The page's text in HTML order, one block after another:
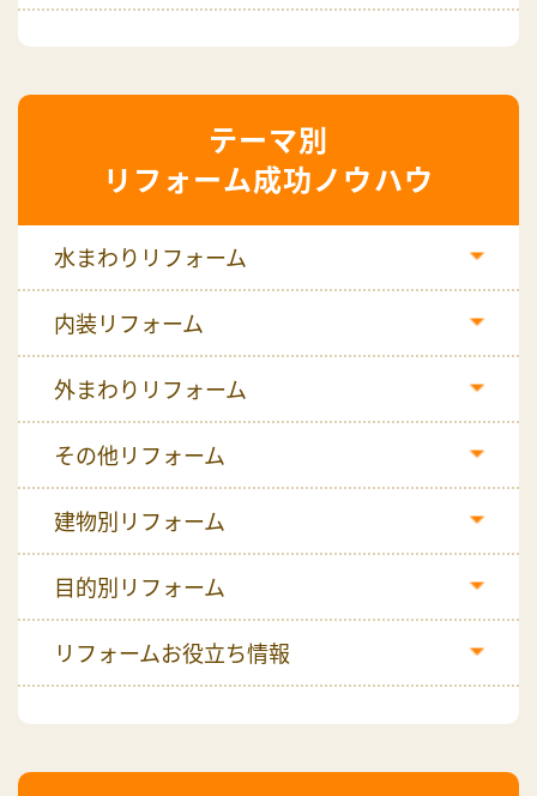
リフォーム成功ノウハウ
水まわりリフォーム
内装リフォーム
外まわりリフォーム
その他リフォーム
建物別リフォーム
目的別リフォーム
リフォームお役立ち情報